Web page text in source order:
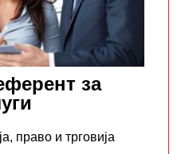
за
право и трговија